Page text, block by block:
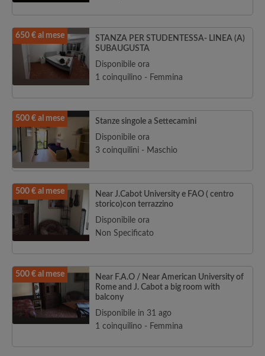
650 € al mese
STANZA PER STUDENTESSA- LINEA (A)
SUBAUGUSTA
Disponibile ora
1 coinquilino - Femmina
500 € al mese
Stanze singole a Settecamini
Disponibile ora
3 coinquilini - Maschio
500 € al mese
Near J.Cabot University e FAO ( centro
storico)con terrazzino
Disponibile ora
Non Specificato
500 € al mese
Near F.A.O / Near American University of
Rome and J. Cabot a big room with
balcony
Disponibile in 31 ago
1 coinquilino - Femmina